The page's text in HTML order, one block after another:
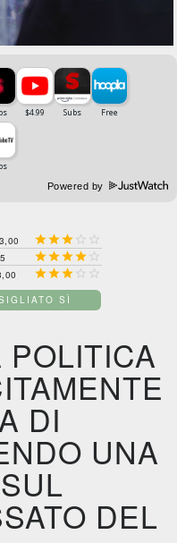
Powered by
  
 
  
SÌ
POLITICA
DI
UNA
DEL